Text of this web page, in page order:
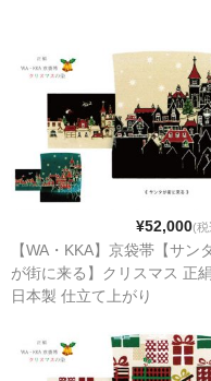
¥52,000(税
【WA・KKA】京袋帯【サン
が街に来る】クリスマス 正絹
日本製 仕立て上がり